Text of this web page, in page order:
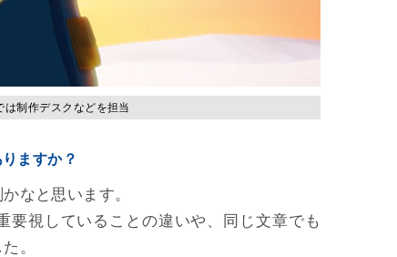
制作デスクなどを担当
ますか？
なと思います。
要視していることの違いや、同じ文章でも
。